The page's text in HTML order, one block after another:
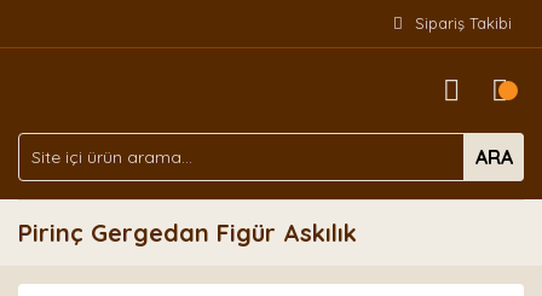
Sipariş Takibi
ARA
Pirinç Gergedan Figür Askılık